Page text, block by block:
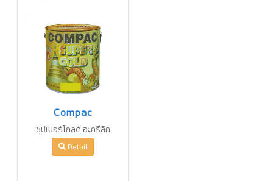
Compac
ซุปเปอร์โกลด์ อะครีลิค
แลคเกอร์เงา สูตรน้ำมัน AL-
100
Detail